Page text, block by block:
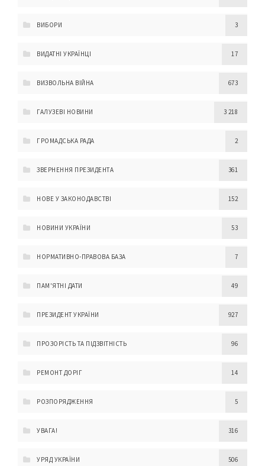
ВИБОРИ 3
ВИДАТНІ УКРАЇНЦІ 17
ВИЗВОЛЬНА ВІЙНА 673
ГАЛУЗЕВІ НОВИНИ 3 218
ГРОМАДСЬКА РАДА 2
ЗВЕРНЕННЯ ПРЕЗИДЕНТА 361
НОВЕ У ЗАКОНОДАВСТВІ 152
НОВИНИ УКРАЇНИ 53
НОРМАТИВНО-ПРАВОВА БАЗА 7
ПАМ'ЯТНІ ДАТИ 49
ПРЕЗИДЕНТ УКРАЇНИ 927
ПРОЗОРІСТЬ ТА ПІДЗВІТНІСТЬ 96
РЕМОНТ ДОРІГ 14
РОЗПОРЯДЖЕННЯ 5
УВАГА! 316
УРЯД УКРАЇНИ 506